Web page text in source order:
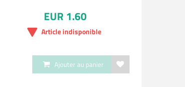
EUR 1.60
Article indisponible
Ajouter au panier